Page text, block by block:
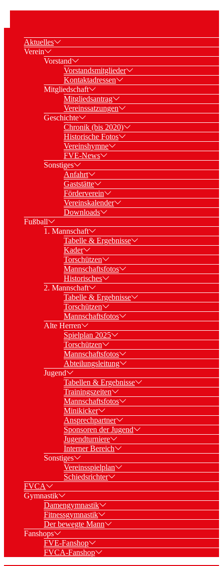
Aktuelles
Verein
Vorstand
Vorstandsmitglieder
Kontaktadressen
Mitgliedschaft
Mitgliedsantrag
Vereinssatzungen
Geschichte
Chronik (bis 2020)
Historische Fotos
Vereinshymne
FVE-News
Sonstiges
Anfahrt
Gaststätte
Förderverein
Vereinskalender
Downloads
Fußball
1. Mannschaft
Tabelle & Ergebnisse
Kader
Torschützen
Mannschaftsfotos
Historisches
2. Mannschaft
Tabelle & Ergebnisse
Torschützen
Mannschaftsfotos
Alte Herren
Spielplan 2025
Torschützen
Mannschaftsfotos
Abteilungsleitung
Jugend
Tabellen & Ergebnisse
Trainingszeiten
Mannschaftsfotos
Minikicker
Ansprechpartner
Sponsoren der Jugend
Jugendturniere
Interner Bereich
Sonstiges
Vereinsspielplan
Schiedsrichter
FVCA
Gymnastik
Damengymnastik
Fitnessgymnastik
Der bewegte Mann
Fanshops
FVE-Fanshop
FVCA-Fanshop